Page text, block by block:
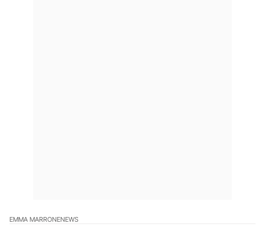
EMMA MARRONENEWS